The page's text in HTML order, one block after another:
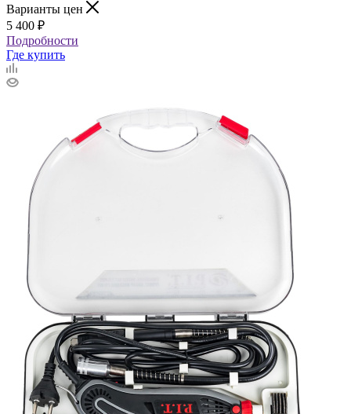
Варианты цен
5 400 ₽
Подробности
Где купить